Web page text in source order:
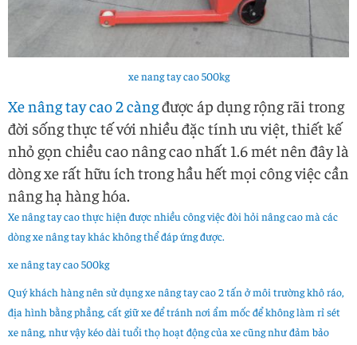
xe nang tay cao 500kg
Xe nâng tay cao 2 càngđược áp dụng rộng rãi trong
đời sống thực tế với nhiều đặc tính ưu việt, thiết kế
nhỏ gọn chiều cao nâng cao nhất 1.6 mét nên đây là
dòng xe rất hữu ích trong hầu hết mọi công việc cần
nâng hạ hàng hóa.
Xe nâng tay cao thực hiện được nhiều công việc đòi hỏi nâng cao mà các
dòng xe nâng tay khác không thể đáp ứng được.
xe nâng tay cao 500kg
Quý khách hàng nên sử dụng xe nâng tay cao 2 tấn ở môi trường khô ráo,
địa hình bằng phẳng, cất giữ xe để tránh nơi ẩm mốc để không làm rỉ sét
xe nâng, như vậy kéo dài tuổi thọ hoạt động của xe cũng như đảm bảo